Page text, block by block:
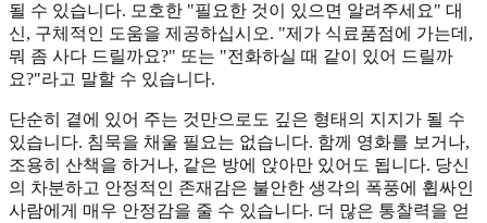
될 수 있습니다. 모호한 "필요한 것이 있으면 알려주세요" 대
신, 구체적인 도움을 제공하십시오. "제가 식료품점에 가는데,
뭐 좀 사다 드릴까요?" 또는 "전화하실 때 같이 있어 드릴까
요?"라고 말할 수 있습니다.
단순히 곁에 있어 주는 것만으로도 깊은 형태의 지지가 될 수
있습니다. 침묵을 채울 필요는 없습니다. 함께 영화를 보거나,
조용히 산책을 하거나, 같은 방에 앉아만 있어도 됩니다. 당신
의 차분하고 안정적인 존재감은 불안한 생각의 폭풍에 휩싸인
사람에게 매우 안정감을 줄 수 있습니다. 더 많은 통찰력을 얻